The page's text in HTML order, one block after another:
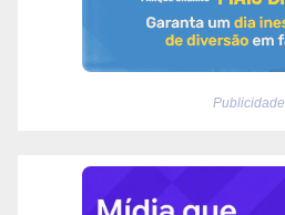
Publicidade